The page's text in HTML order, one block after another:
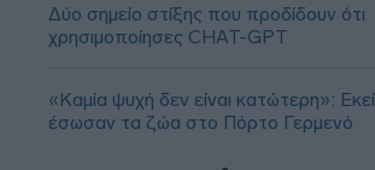
Δύο σημείο στίξης που προδίδουν ότι
χρησιμοποίησες CHAT-GPT
«Καμία ψυχή δεν είναι κατώτερη»:
έσωσαν τα ζώα στο Πόρτο Γερμενό